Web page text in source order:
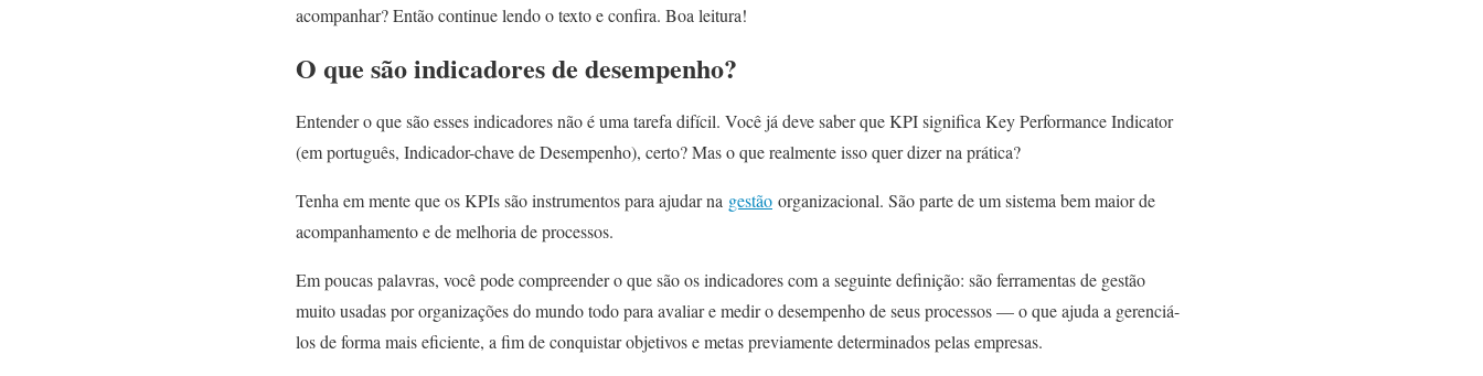
acompanhar? Então continue lendo o texto e confira. Boa leitura!
O que são indicadores de desempenho?
Entender o que são esses indicadores não é uma tarefa difícil. Você já deve saber que KPI significa Key Performance Indicator
(em português, Indicador-chave de Desempenho), certo? Mas o que realmente isso quer dizer na prática?
Tenha em mente que os KPIs são instrumentos para ajudar na gestão organizacional. São parte de um sistema bem maior de
acompanhamento e de melhoria de processos.
Em poucas palavras, você pode compreender o que são os indicadores com a seguinte definição: são ferramentas de gestão
muito usadas por organizações do mundo todo para avaliar e medir o desempenho de seus processos — o que ajuda a gerenciá-
los de forma mais eficiente, a fim de conquistar objetivos e metas previamente determinados pelas empresas.